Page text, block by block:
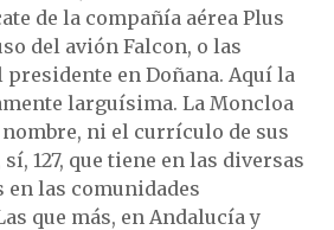
de la compañía aérea Plus
del avión Falcon, o las
presidente en Doñana. Aquí la
larguísima. La Moncloa
ni el currículo de sus
sí, 127, que tiene en las diversas
en las comunidades
que más, en Andalucía y